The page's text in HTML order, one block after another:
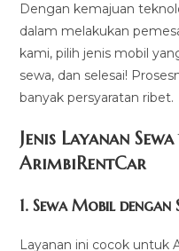
Dengan kemajuan
dalam melakukan
kami, pilih jenis mobil
sewa, dan selesai!
banyak persyaratan ribet.
Jenis Layanan
ArimbiRentCar
1.Sewa Mobil dengan
Layanan ini cocok untuk